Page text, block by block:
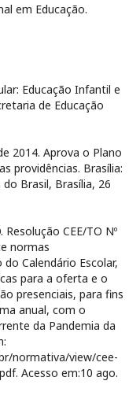
em Educação.
Educação Infantil e
de Educação
de 2014. Aprova o Plano
providências. Brasília:
Brasil, Brasília, 26
Resolução CEE/TO Nº
normas
Calendário Escolar,
para a oferta e o
presenciais, para fins
anual, com o
da Pandemia da
normativa/view/cee-
Acesso em:10 ago.